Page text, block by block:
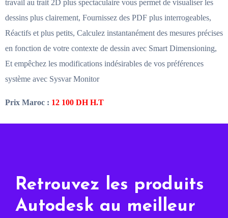
travail au trait 2D plus spectaculaire vous permet de visualiser les
dessins plus clairement, Fournissez des PDF plus interrogeables,
Réactifs et plus petits, Calculez instantanément des mesures précises
en fonction de votre contexte de dessin avec Smart Dimensioning,
Et empêchez les modifications indésirables de vos préférences
système avec Sysvar Monitor
Prix Maroc : 12 100 DH H.T
Retrouvez les produits
Autodesk au meilleur